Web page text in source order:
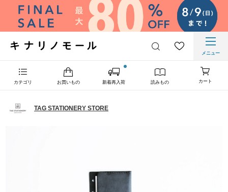
メニュー
カテゴリ お買いもの 新着再入荷 読みもの カート
TAG STATIONERY STORE